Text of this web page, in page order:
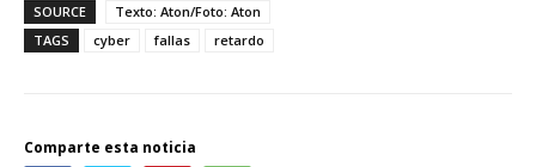
SOURCE
Texto: Aton/Foto: Aton
TAGS
cyber fallas retardo
Comparte esta noticia